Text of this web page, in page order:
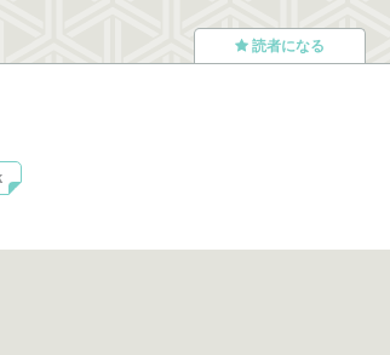
読者になる